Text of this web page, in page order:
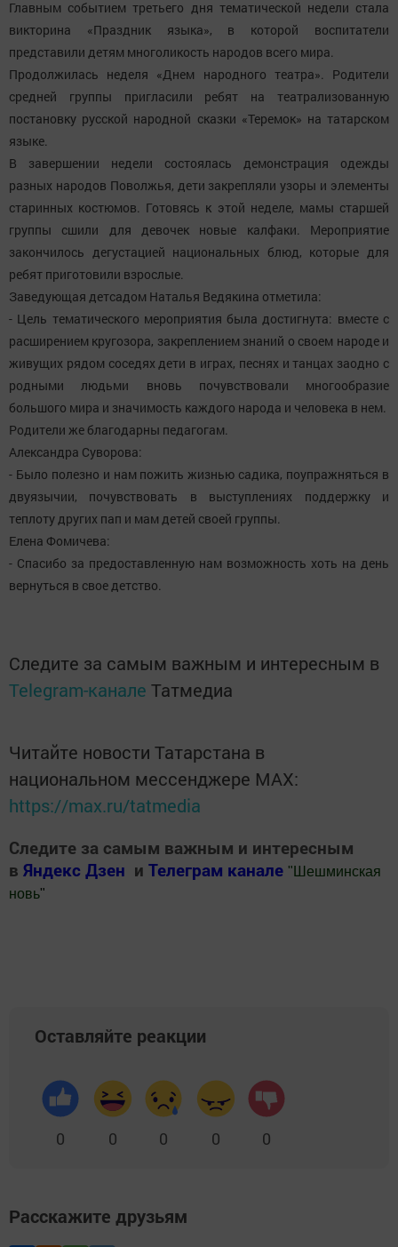
Главным событием третьего дня тематической недели стала
викторина «Праздник языка», в которой воспитатели
представили детям многоликость народов всего мира.
Продолжилась неделя «Днем народного театра». Родители
средней группы пригласили ребят на театрализованную
постановку русской народной сказки «Теремок» на татарском
языке.
В завершении недели состоялась демонстрация одежды
разных народов Поволжья, дети закрепляли узоры и элементы
старинных костюмов. Готовясь к этой неделе, мамы старшей
группы сшили для девочек новые калфаки. Мероприятие
закончилось дегустацией национальных блюд, которые для
ребят приготовили взрослые.
Заведующая детсадом Наталья Ведякина отметила:
- Цель тематического мероприятия была достигнута: вместе с
расширением кругозора, закреплением знаний о своем народе и
живущих рядом соседях дети в играх, песнях и танцах заодно с
родными людьми вновь почувствовали многообразие
большого мира и значимость каждого народа и человека в нем.
Родители же благодарны педагогам.
Александра Суворова:
- Было полезно и нам пожить жизнью садика, поупражняться в
двуязычии, почувствовать в выступлениях поддержку и
теплоту других пап и мам детей своей группы.
Елена Фомичева:
- Спасибо за предоставленную нам возможность хоть на день
вернуться в свое детство.
Следите за самым важным и интересным в
Telegram-канале Татмедиа
Читайте новости Татарстана в
национальном мессенджере MАХ:
https://max.ru/tatmedia
Следите за самым важным и интересным
в Яндекс Дзен и Телеграм канале " Шешминская
новь"
Оставляйте реакции
0 0 0 0 0
Расскажите друзьям